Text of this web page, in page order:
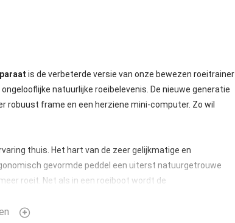
is de verbeterde versie van onze bewezen roeitrainer
natuurlijke roeibelevenis. De nieuwe generatie
frame en een herziene mini-computer. Zo wil
thuis. Het hart van de zeer gelijkmatige en
gevormde peddel een uiterst natuurgetrouwe
roeit. Net als in een roeiboot wordt de
eveneens met de trekkracht. Verdere voordelen van de